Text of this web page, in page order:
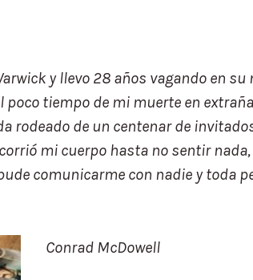
y llevo 28 años vagando en
poco tiempo de mi muerte en
rodeado de un centenar de
mi cuerpo hasta no sentir
comunicarme con nadie y toda
Conrad McDowell